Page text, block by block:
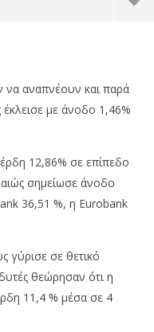
Χρηματιστήριο
να αναπνέουν και παρά
έκλεισε με άνοδο 1,46%
12,86% σε επίπεδο
σημείωσε άνοδο
36,51 %, η Eurobank
γύρισε σε θετικό
θεώρησαν ότι η
11,4 % μέσα σε 4